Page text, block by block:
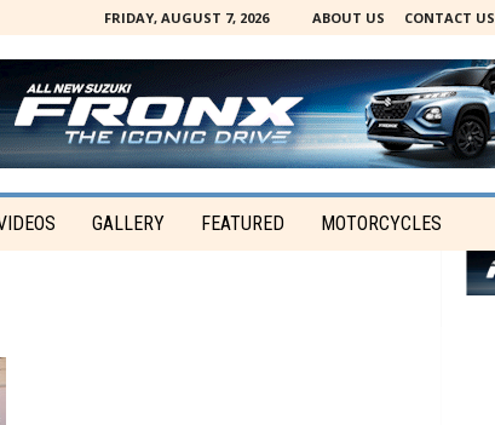
FRIDAY, AUGUST 7, 2026 ABOUT US CONTACT US
GALLERY FEATURED MOTORCYCLES